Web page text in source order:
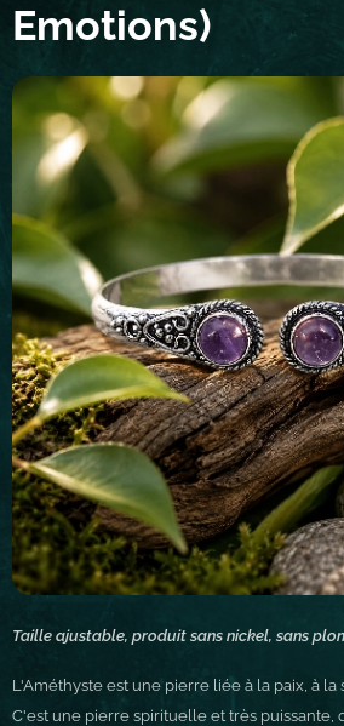
Emotions)
Taille ajustable, produit sans nickel, sans
L'Améthyste est une pierre liée à la paix, à
C'est une pierre spirituelle et très puissante,